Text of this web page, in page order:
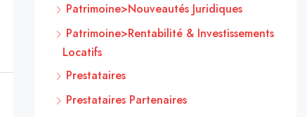
Patrimoine>Nouveautés Juridiques
Patrimoine>Rentabilité & Investissements
Locatifs
Prestataires
Prestataires Partenaires